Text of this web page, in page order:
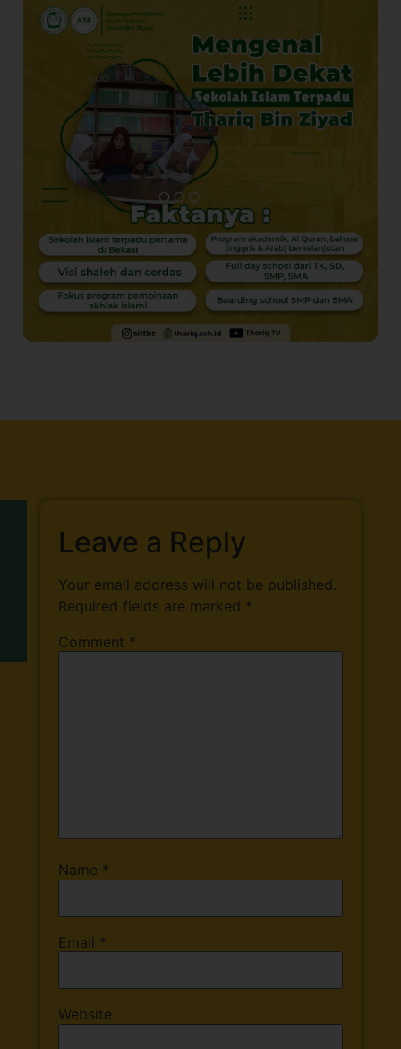
Leave a Reply
Your email address will not be published.
Required fields are marked *
Comment *
Name *
Email *
Website